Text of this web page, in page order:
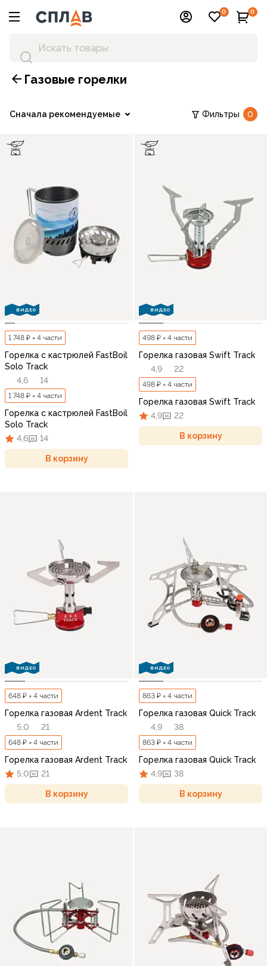
0 0
Газовые горелки
Сначала рекомендуемые Фильтры 0
ВИДЕО
1 748 ₽ × 4 части
Горелка с кастрюлей FastBoil
Solo Track
4,6
14
1 748 ₽ × 4 части
Горелка с кастрюлей FastBoil
Solo Track
4,6
14
В корзину
ВИДЕО
498 ₽ × 4 части
Горелка газовая Swift Track
4,9
22
498 ₽ × 4 части
Горелка газовая Swift Track
4,9
22
В корзину
ВИДЕО
648 ₽ × 4 части
Горелка газовая Ardent Track
5,0
21
648 ₽ × 4 части
Горелка газовая Ardent Track
5,0
21
В корзину
ВИДЕО
863 ₽ × 4 части
Горелка газовая Quick Track
4,9
38
863 ₽ × 4 части
Горелка газовая Quick Track
4,9
38
В корзину